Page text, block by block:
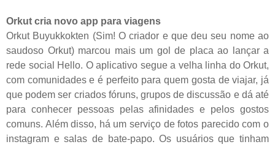
Orkut cria novo app para viagens
Orkut Buyukkokten (Sim! O criador e que deu seu nome ao
saudoso Orkut) marcou mais um gol de placa ao lançar a
rede social Hello. O aplicativo segue a velha linha do Orkut,
com comunidades e é perfeito para quem gosta de viajar, já
que podem ser criados fóruns, grupos de discussão e dá até
para conhecer pessoas pelas afinidades e pelos gostos
comuns. Além disso, há um serviço de fotos parecido com o
instagram e salas de bate-papo. Os usuários que tinham